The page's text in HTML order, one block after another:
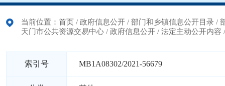
当前位置： 首页 / 政府信息公开 / 部门和乡镇信息公开目录 /
天门市公共资源交易中心 / 政府信息公开 / 法定主动公开内容
索引号 MB1A08302/2021-56679